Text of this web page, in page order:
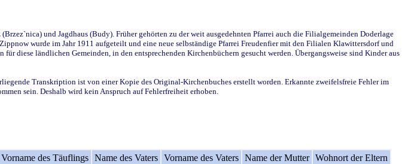
und Jagdhaus (Budy). Früher gehörten zu der weit ausgedehnten Pfarrei auch die Filialgemeinden Doderlage
wurde im Jahr 1911 aufgeteilt und eine neue selbständige Pfarrei Freudenfier mit den Filialen Klawittersdorf und
diese ländlichen Gemeinden, in den entsprechenden Kirchenbüchern gesucht werden. Übergangsweise sind Kinder aus
Transkription ist von einer Kopie des Original-Kirchenbuches erstellt worden. Erkannte zweifelsfreie Fehler im
sein. Deshalb wird kein Anspruch auf Fehlerfreiheit erhoben.
Vorname des Täuflings Name des Vaters Vorname des Vaters Name der Mutter Wohnort der Eltern